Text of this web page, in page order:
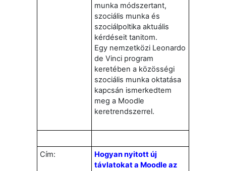
munka módszertant,
szociális munka és
szociálpoltika aktuális
kérdéseit tanitom.
Egy nemzetközi Leonardo
de Vinci program
keretében a közösségi
szociális munka oktatása
kapcsán ismerkedtem
meg a Moodle
keretrendszerrel.
Cím:
Hogyan nyitott új
távlatokat a Moodle az